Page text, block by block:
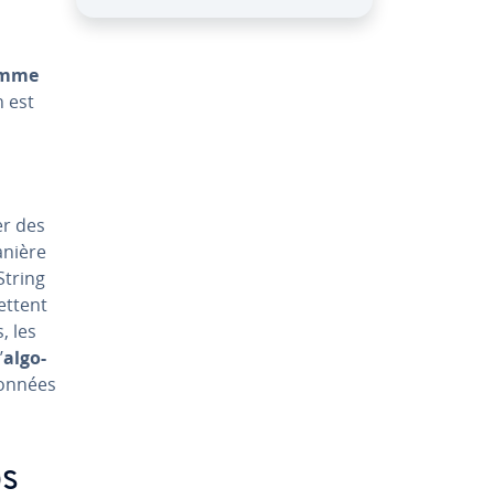
est
des
les
al­go­